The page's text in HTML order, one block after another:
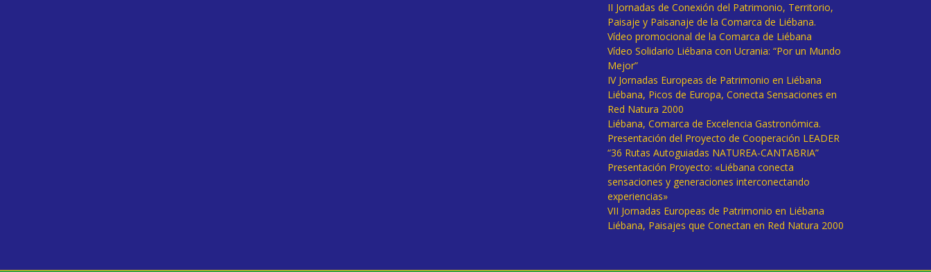
II Jornadas de Conexión del Patrimonio, Territorio,
Paisaje y Paisanaje de la Comarca de Liébana.
Vídeo promocional de la Comarca de Liébana
Vídeo Solidario Liébana con Ucrania: “Por un Mundo
Mejor”
IV Jornadas Europeas de Patrimonio en Liébana
Liébana, Picos de Europa, Conecta Sensaciones en
Red Natura 2000
Liébana, Comarca de Excelencia Gastronómica.
Presentación del Proyecto de Cooperación LEADER
“36 Rutas Autoguiadas NATUREA-CANTABRIA”
Presentación Proyecto: «Liébana conecta
sensaciones y generaciones interconectando
experiencias»
VII Jornadas Europeas de Patrimonio en Liébana
Liébana, Paisajes que Conectan en Red Natura 2000